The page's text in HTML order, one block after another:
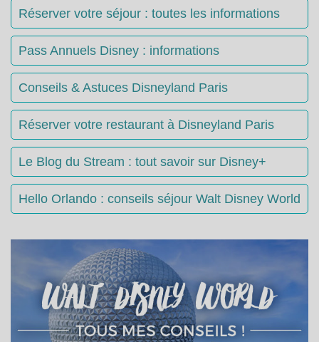
Réserver votre séjour : toutes les informations
Pass Annuels Disney : informations
Conseils & Astuces Disneyland Paris
Réserver votre restaurant à Disneyland Paris
Le Blog du Stream : tout savoir sur Disney+
Hello Orlando : conseils séjour Walt Disney World